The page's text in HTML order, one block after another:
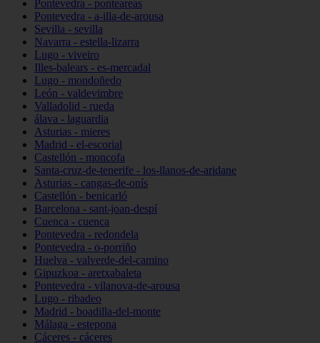
Pontevedra - ponteareas
Pontevedra - a-illa-de-arousa
Sevilla - sevilla
Navarra - estella-lizarra
Lugo - viveiro
Illes-balears - es-mercadal
Lugo - mondoñedo
León - valdevimbre
Valladolid - rueda
álava - laguardia
Asturias - mieres
Madrid - el-escorial
Castellón - moncofa
Santa-cruz-de-tenerife - los-llanos-de-aridane
Asturias - cangas-de-onís
Castellón - benicarló
Barcelona - sant-joan-despí
Cuenca - cuenca
Pontevedra - redondela
Pontevedra - o-porriño
Huelva - valverde-del-camino
Gipuzkoa - aretxabaleta
Pontevedra - vilanova-de-arousa
Lugo - ribadeo
Madrid - boadilla-del-monte
Málaga - estepona
Cáceres - cáceres